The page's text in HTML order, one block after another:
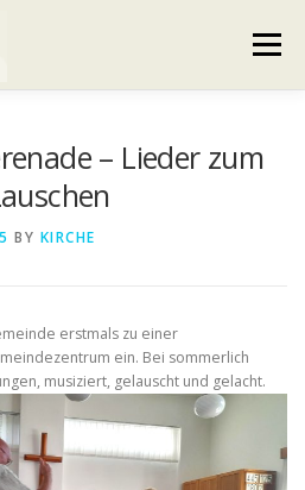
Menu
– Lieder zum
BY KIRCHE
erstmals zu einer
ein. Bei sommerlich
musiziert, gelauscht und gelacht.